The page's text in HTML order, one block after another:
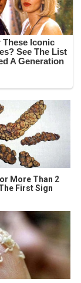
More Than 2
First Sign